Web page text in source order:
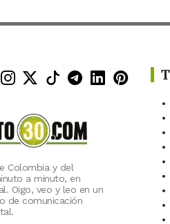
en Facebook
Minuto30 en
Minuto30 en X
Minuto30 en
Canal de
Colombia y del
a minuto, en
Oigo, veo y leo en un
de comunicación